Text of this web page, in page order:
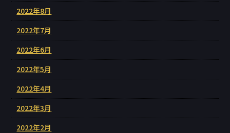
2022年8月
2022年7月
2022年6月
2022年5月
2022年4月
2022年3月
2022年2月